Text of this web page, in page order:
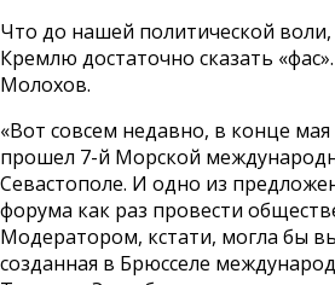
Что до нашей политической
Кремлю достаточно сказать
Молохов.
«Вот совсем недавно, в конце
прошел 7-й Морской
Севастополе. И одно из
форума как раз провести
Модератором, кстати, могла бы
созданная в Брюсселе